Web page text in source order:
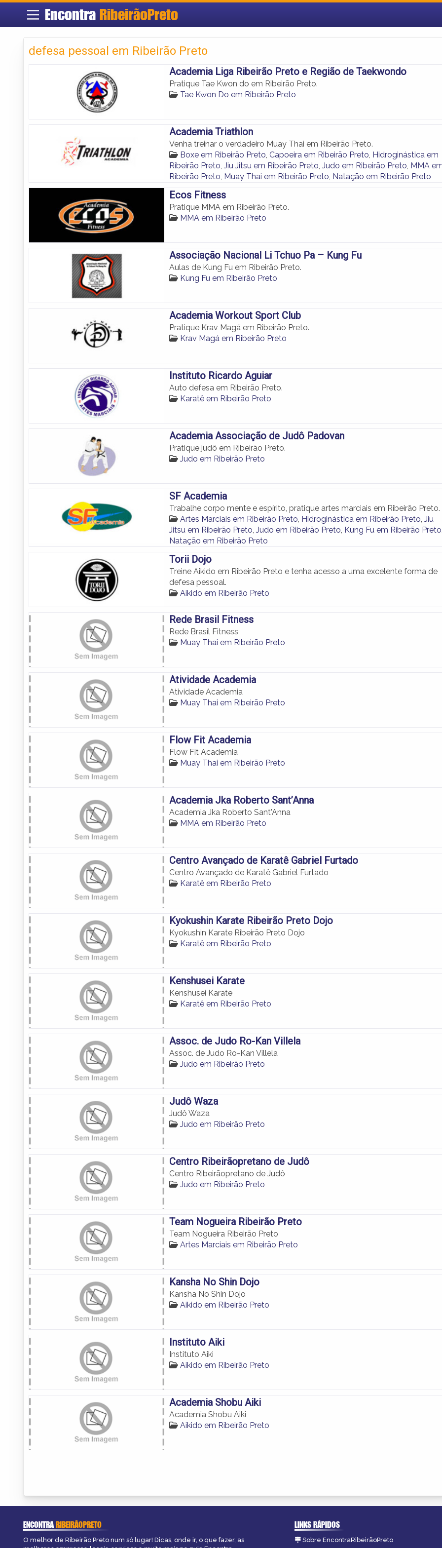
Encontra RibeirãoPreto
defesa pessoal em Ribeirão Preto
Academia Liga Ribeirão Preto e Região de Taekwondo
Pratique Tae Kwon do em Ribeirão Preto.
Tae Kwon Do em Ribeirão Preto
Academia Triathlon
Venha treinar o verdadeiro Muay Thai em Ribeirão Preto.
Boxe em Ribeirão Preto Capoeira em Ribeirão Preto Hidroginástica em
Ribeirão Preto Jiu Jitsu em Ribeirão Preto Judo em Ribeirão Preto MMA
Ribeirão Preto Muay Thai em Ribeirão Preto Natação em Ribeirão Preto
Ecos Fitness
Pratique MMA em Ribeirão Preto.
MMA em Ribeirão Preto
Associação Nacional Li Tchuo Pa – Kung Fu
Aulas de Kung Fu em Ribeirão Preto.
Kung Fu em Ribeirão Preto
Academia Workout Sport Club
Pratique Krav Magá em Ribeirão Preto.
Krav Magá em Ribeirão Preto
Instituto Ricardo Aguiar
Auto defesa em Ribeirão Preto.
Karatê em Ribeirão Preto
Academia Associação de Judô Padovan
Pratique judô em Ribeirão Preto.
Judo em Ribeirão Preto
SF Academia
Trabalhe corpo mente e espírito, pratique artes marciais em Ribeirão Preto.
Artes Marciais em Ribeirão Preto Hidroginástica em Ribeirão Preto Jiu
Jitsu em Ribeirão Preto Judo em Ribeirão Preto Kung Fu em Ribeirão Preto
Natação em Ribeirão Preto
Torii Dojo
Treine Aikido em Ribeirão Preto e tenha acesso a uma excelente forma de
defesa pessoal.
Aikido em Ribeirão Preto
Rede Brasil Fitness
Rede Brasil Fitness
Muay Thai em Ribeirão Preto
Atividade Academia
Atividade Academia
Muay Thai em Ribeirão Preto
Flow Fit Academia
Flow Fit Academia
Muay Thai em Ribeirão Preto
Academia Jka Roberto Sant’Anna
Academia Jka Roberto Sant'Anna
MMA em Ribeirão Preto
Centro Avançado de Karatê Gabriel Furtado
Centro Avançado de Karatê Gabriel Furtado
Karatê em Ribeirão Preto
Kyokushin Karate Ribeirão Preto Dojo
Kyokushin Karate Ribeirão Preto Dojo
Karatê em Ribeirão Preto
Kenshusei Karate
Kenshusei Karate
Karatê em Ribeirão Preto
Assoc. de Judo Ro-Kan Villela
Assoc. de Judo Ro-Kan Villela
Judo em Ribeirão Preto
Judô Waza
Judô Waza
Judo em Ribeirão Preto
Centro Ribeirãopretano de Judô
Centro Ribeirãopretano de Judô
Judo em Ribeirão Preto
Team Nogueira Ribeirão Preto
Team Nogueira Ribeirão Preto
Artes Marciais em Ribeirão Preto
Kansha No Shin Dojo
Kansha No Shin Dojo
Aikido em Ribeirão Preto
Instituto Aiki
Instituto Aiki
Aikido em Ribeirão Preto
Academia Shobu Aiki
Academia Shobu Aiki
Aikido em Ribeirão Preto
ENCONTRARIBEIRÃOPRETO
O melhor de Ribeirão Preto num só lugar! Dicas, onde ir, o que fazer, as
LINKS RÁPIDOS
Sobre EncontraRibeirãoPreto